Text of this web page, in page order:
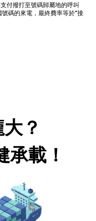
付撥打至號碼歸屬地的呼叫
碼的來電，最終費率等於“接
？
載！